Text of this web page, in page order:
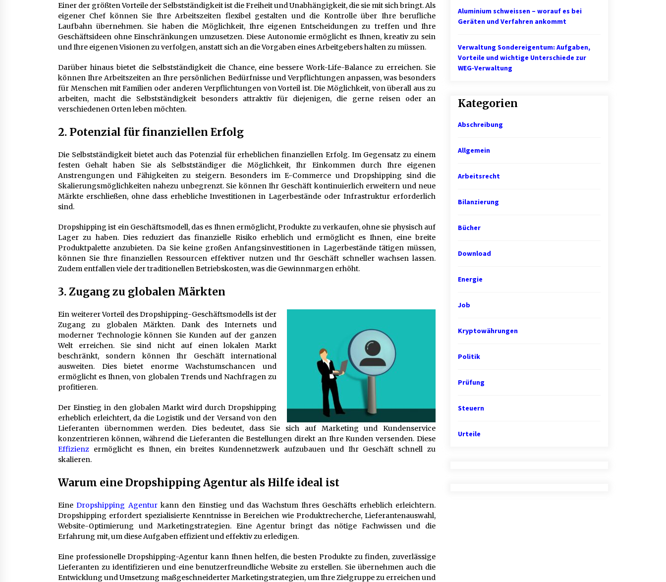
Einer der größten Vorteile der Selbstständigkeit ist die Freiheit und Unabhängigkeit, die sie mit sich bringt. Als
eigener Chef können Sie Ihre Arbeitszeiten flexibel gestalten und die Kontrolle über Ihre berufliche
Laufbahn übernehmen. Sie haben die Möglichkeit, Ihre eigenen Entscheidungen zu treffen und Ihre
Geschäftsideen ohne Einschränkungen umzusetzen. Diese Autonomie ermöglicht es Ihnen, kreativ zu sein
und Ihre eigenen Visionen zu verfolgen, anstatt sich an die Vorgaben eines Arbeitgebers halten zu müssen.
Darüber hinaus bietet die Selbstständigkeit die Chance, eine bessere Work-Life-Balance zu erreichen. Sie
können Ihre Arbeitszeiten an Ihre persönlichen Bedürfnisse und Verpflichtungen anpassen, was besonders
für Menschen mit Familien oder anderen Verpflichtungen von Vorteil ist. Die Möglichkeit, von überall aus zu
arbeiten, macht die Selbstständigkeit besonders attraktiv für diejenigen, die gerne reisen oder an
verschiedenen Orten leben möchten.
2. Potenzial für finanziellen Erfolg
Die Selbstständigkeit bietet auch das Potenzial für erheblichen finanziellen Erfolg. Im Gegensatz zu einem
festen Gehalt haben Sie als Selbstständiger die Möglichkeit, Ihr Einkommen durch Ihre eigenen
Anstrengungen und Fähigkeiten zu steigern. Besonders im E-Commerce und Dropshipping sind die
Skalierungsmöglichkeiten nahezu unbegrenzt. Sie können Ihr Geschäft kontinuierlich erweitern und neue
Märkte erschließen, ohne dass erhebliche Investitionen in Lagerbestände oder Infrastruktur erforderlich
sind.
Dropshipping ist ein Geschäftsmodell, das es Ihnen ermöglicht, Produkte zu verkaufen, ohne sie physisch auf
Lager zu haben. Dies reduziert das finanzielle Risiko erheblich und ermöglicht es Ihnen, eine breite
Produktpalette anzubieten. Da Sie keine großen Anfangsinvestitionen in Lagerbestände tätigen müssen,
können Sie Ihre finanziellen Ressourcen effektiver nutzen und Ihr Geschäft schneller wachsen lassen.
Zudem entfallen viele der traditionellen Betriebskosten, was die Gewinnmargen erhöht.
3. Zugang zu globalen Märkten
Ein weiterer Vorteil des Dropshipping-Geschäftsmodells ist der
Zugang zu globalen Märkten. Dank des Internets und
moderner Technologie können Sie Kunden auf der ganzen
Welt erreichen. Sie sind nicht auf einen lokalen Markt
beschränkt, sondern können Ihr Geschäft international
ausweiten. Dies bietet enorme Wachstumschancen und
ermöglicht es Ihnen, von globalen Trends und Nachfragen zu
profitieren.
Der Einstieg in den globalen Markt wird durch Dropshipping
erheblich erleichtert, da die Logistik und der Versand von den
Lieferanten übernommen werden. Dies bedeutet, dass Sie sich auf Marketing und Kundenservice
konzentrieren können, während die Lieferanten die Bestellungen direkt an Ihre Kunden versenden. Diese
Effizienz ermöglicht es Ihnen, ein breites Kundennetzwerk aufzubauen und Ihr Geschäft schnell zu
skalieren.
Warum eine Dropshipping Agentur als Hilfe ideal ist
Eine Dropshipping Agenturkann den Einstieg und das Wachstum Ihres Geschäfts erheblich erleichtern.
Dropshipping erfordert spezialisierte Kenntnisse in Bereichen wie Produktrecherche, Lieferantenauswahl,
Website-Optimierung und Marketingstrategien. Eine Agentur bringt das nötige Fachwissen und die
Erfahrung mit, um diese Aufgaben effizient und effektiv zu erledigen.
Eine professionelle Dropshipping-Agentur kann Ihnen helfen, die besten Produkte zu finden, zuverlässige
Lieferanten zu identifizieren und eine benutzerfreundliche Website zu erstellen. Sie übernehmen auch die
Entwicklung und Umsetzung maßgeschneiderter Marketingstrategien, um Ihre Zielgruppe zu erreichen und
Aluminium schweissen – worauf es bei
Geräten und Verfahren ankommt
Verwaltung Sondereigentum: Aufgaben,
Vorteile und wichtige Unterschiede zur
WEG-Verwaltung
Kategorien
Abschreibung
Allgemein
Arbeitsrecht
Bilanzierung
Bücher
Download
Energie
Job
Kryptowährungen
Politik
Prüfung
Steuern
Urteile